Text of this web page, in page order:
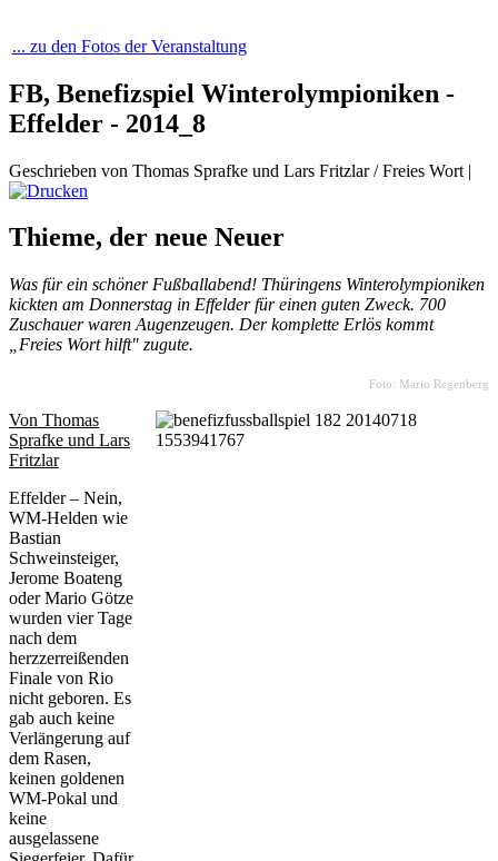
... zu den Fotos der Veranstaltung
FB, Benefizspiel Winterolympioniken -
Effelder - 2014_8
Geschrieben von Thomas Sprafke und Lars Fritzlar / Freies Wort |
Thieme, der neue Neuer
Was für ein schöner Fußballabend! Thüringens Winterolympioniken
kickten am Donnerstag in Effelder für einen guten Zweck. 700
Zuschauer waren Augenzeugen. Der komplette Erlös kommt
„Freies Wort hilft" zugute.
Foto: Mario Regenberg
Von Thomas
Sprafke und Lars
Fritzlar
Effelder – Nein,
WM-Helden wie
Bastian
Schweinsteiger,
Jerome Boateng
oder Mario Götze
wurden vier Tage
nach dem
herzzerreißenden
Finale von Rio
nicht geboren. Es
gab auch keine
Verlängerung auf
dem Rasen,
keinen goldenen
WM-Pokal und
keine
ausgelassene